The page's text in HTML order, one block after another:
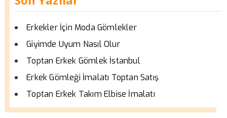
Erkekler İçin Moda Gömlekler
Giyimde Uyum Nasıl Olur
Toptan Erkek Gömlek İstanbul
Erkek Gömleği İmalatı Toptan Satış
Toptan Erkek Takım Elbise İmalatı